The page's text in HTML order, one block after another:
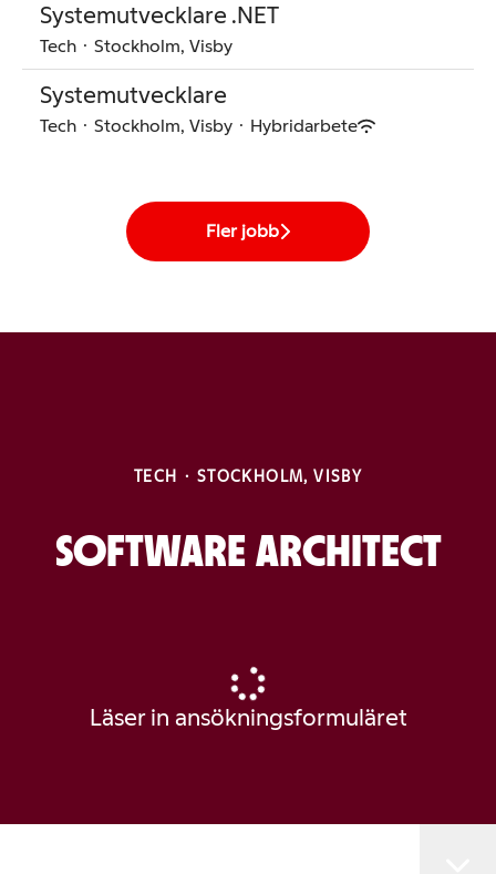
Systemutvecklare .NET
Tech · Stockholm, Visby
Systemutvecklare
Tech · Stockholm, Visby · Hybridarbete
Fler jobb
TECH · STOCKHOLM, VISBY
SOFTWARE ARCHITECT
Läser in ansökningsformuläret